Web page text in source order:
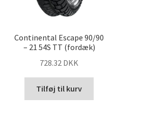
Continental Escape 90/90
– 21 54S TT (fordæk)
728.32 DKK
Tilføj til kurv